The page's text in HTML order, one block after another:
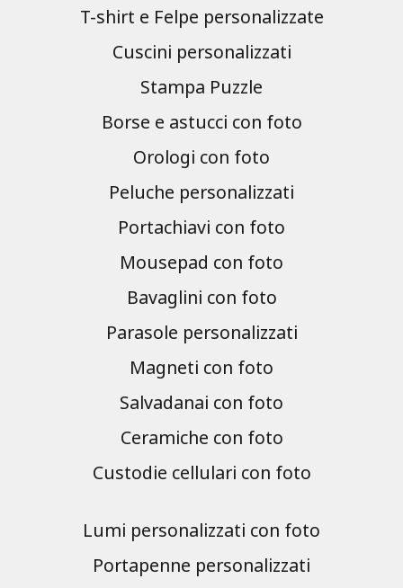
T-shirt e Felpe personalizzate
Cuscini personalizzati
Stampa Puzzle
Borse e astucci con foto
Orologi con foto
Peluche personalizzati
Portachiavi con foto
Mousepad con foto
Bavaglini con foto
Parasole personalizzati
Magneti con foto
Salvadanai con foto
Ceramiche con foto
Custodie cellulari con foto
Lumi personalizzati con foto
Portapenne personalizzati